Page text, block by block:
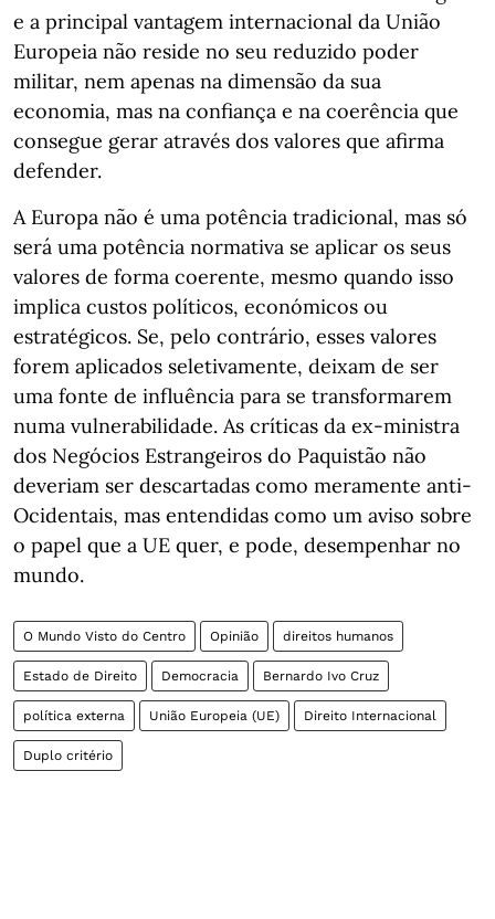
e a principal vantagem internacional da União
Europeia não reside no seu reduzido poder
militar, nem apenas na dimensão da sua
economia, mas na confiança e na coerência que
consegue gerar através dos valores que afirma
defender.
A Europa não é uma potência tradicional, mas só
será uma potência normativa se aplicar os seus
valores de forma coerente, mesmo quando isso
implica custos políticos, económicos ou
estratégicos. Se, pelo contrário, esses valores
forem aplicados seletivamente, deixam de ser
uma fonte de influência para se transformarem
numa vulnerabilidade. As críticas da ex-ministra
dos Negócios Estrangeiros do Paquistão não
deveriam ser descartadas como meramente anti-
Ocidentais, mas entendidas como um aviso sobre
o papel que a UE quer, e pode, desempenhar no
mundo.
O Mundo Visto do Centro Opinião direitos humanos
Estado de Direito Democracia Bernardo Ivo Cruz
política externa União Europeia (UE) Direito Internacional
Duplo critério